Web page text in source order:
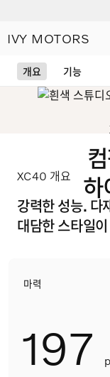
IVY MOTORS
개요 기능
하
XC40 개요
강력한 성능. 다
대담한 스타일
마력
197
Plug-in
Mild
상담/시승신청
세일즈 컨설턴
인증 중고차
이달의 구매조